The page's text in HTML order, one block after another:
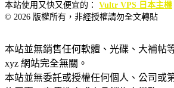
本站使用又快又便宜的： Vultr VPS 日本主機
© 2026 版權所有，非經授權請勿全文轉貼
本站並無銷售任何軟體、光碟、大補帖
xyz 網站完全無關。
本站並無委託或授權任何個人、公司或